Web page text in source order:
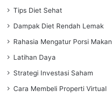
Tips Diet Sehat
Dampak Diet Rendah Lemak
Rahasia Mengatur Porsi Makan
Latihan Daya
Strategi Investasi Saham
Cara Membeli Properti Virtual